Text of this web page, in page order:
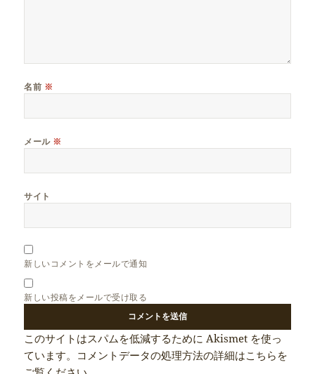
名前 ※
メール ※
サイト
新しいコメントをメールで通知
新しい投稿をメールで受け取る
このサイトはスパムを低減するために Akismet を使っ
ています。 コメントデータの処理方法の詳細はこちらを